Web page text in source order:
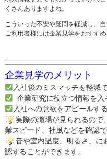
くさんありますよね。
こういった不安や疑問を軽減し、
ご利用者様には企業見学をおすすめ
企業見学のメリット
入社後のミスマッチを軽減
企業研究に役立つ情報を入
入社への意欲をアピールす
実際の職場が見られるので
業スピード、社風などを確認で
音や室内温度、明るさ、に
認することができます。